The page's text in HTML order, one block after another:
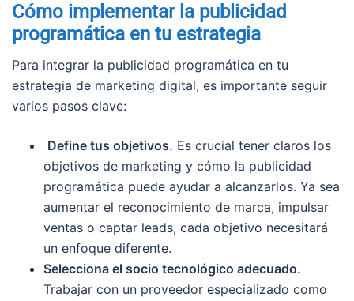
Cómo implementar la publicidad
programática en tu estrategia
Para integrar la publicidad programática en tu
estrategia de marketing digital, es importante seguir
varios pasos clave:
Define tus objetivos. Es crucial tener claros los
objetivos de marketing y cómo la publicidad
programática puede ayudar a alcanzarlos. Ya sea
aumentar el reconocimiento de marca, impulsar
ventas o captar leads, cada objetivo necesitará
un enfoque diferente.
Selecciona el socio tecnológico adecuado.
Trabajar con un proveedor especializado como